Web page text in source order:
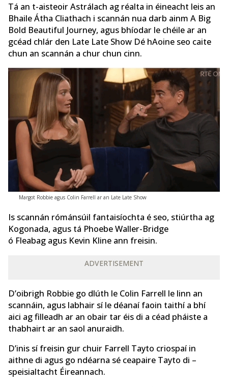
Tá an t-aisteoir Astrálach ag réalta in éineacht leis an
Bhaile Átha Cliathach i scannán nua darb ainm A Big
Bold Beautiful Journey, agus bhíodar le chéile ar an
gcéad chlár den Late Late Show Dé hAoine seo caite
chun an scannán a chur chun cinn.
Margot Robbie agus Colin Farrell ar an Late Late Show
Is scannán rómánsúil fantaisíochta é seo, stiúrtha ag
Kogonada, agus tá Phoebe Waller-Bridge
ó Fleabag agus Kevin Kline ann freisin.
ADVERTISEMENT
D’oibrigh Robbie go dlúth le Colin Farrell le linn an
scannáin, agus labhair sí le déanaí faoin taithí a bhí
aici ag filleadh ar an obair tar éis di a céad pháiste a
thabhairt ar an saol anuraidh.
D’inis sí freisin gur chuir Farrell Tayto criospaí in
aithne di agus go ndéarna sé ceapaire Tayto di –
speisialtacht Éireannach.